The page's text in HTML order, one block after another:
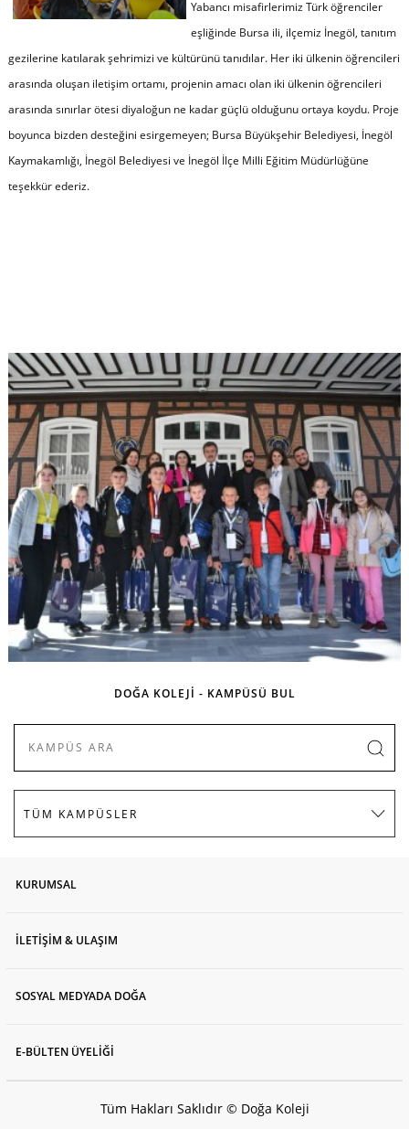
Yabancı misafirlerimiz Türk öğrenciler
eşliğinde Bursa ili, ilçemiz İnegöl, tanıtım
gezilerine katılarak şehrimizi ve kültürünü tanıdılar. Her iki ülkenin öğrencileri
arasında oluşan iletişim ortamı, projenin amacı olan iki ülkenin öğrencileri
arasında sınırlar ötesi diyaloğun ne kadar güçlü olduğunu ortaya koydu. Proje
boyunca bizden desteğini esirgemeyen; Bursa Büyükşehir Belediyesi, İnegöl
Kaymakamlığı, İnegöl Belediyesi ve İnegöl İlçe Milli Eğitim Müdürlüğüne
teşekkür ederiz.
DOĞA KOLEJİ - KAMPÜSÜ BUL
KURUMSAL
İLETİŞİM & ULAŞIM
SOSYAL MEDYADA DOĞA
E-BÜLTEN ÜYELİĞİ
Tüm Hakları Saklıdır © Doğa Koleji